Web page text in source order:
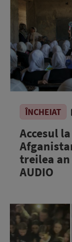
ÎNCHEIAT
Accesul
treilea an
AUDIO